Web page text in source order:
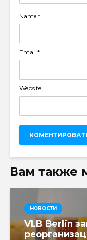
Name *
Email *
Website
Вам также
НОВОСТИ
VLB Berlin